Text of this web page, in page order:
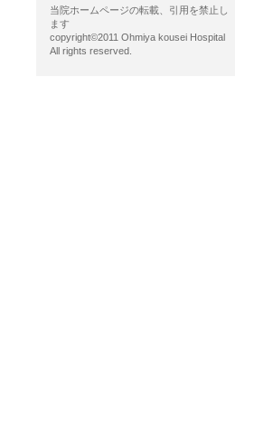
当院ホームページの転載、引用を禁止し
ます
copyright©2011 Ohmiya kousei Hospital
All rights reserved.